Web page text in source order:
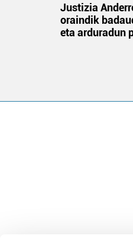
Justizia
oraindik
eta arduradun